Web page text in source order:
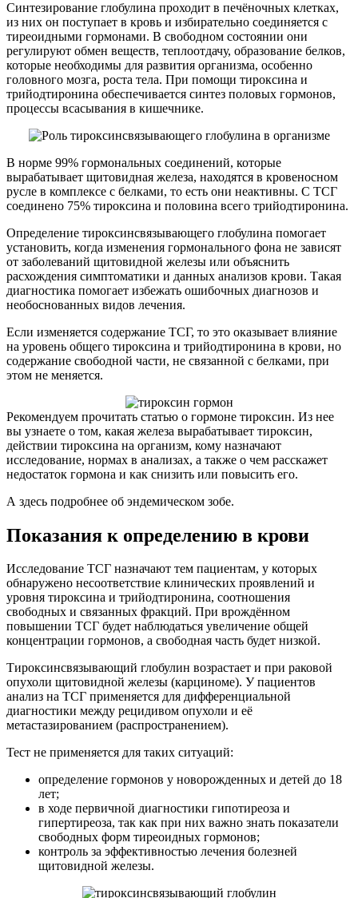
Синтезирование глобулина проходит в печёночных клетках,
из них он поступает в кровь и избирательно соединяется с
тиреоидными гормонами. В свободном состоянии они
регулируют обмен веществ, теплоотдачу, образование белков,
которые необходимы для развития организма, особенно
головного мозга, роста тела. При помощи тироксина и
трийодтиронина обеспечивается синтез половых гормонов,
процессы всасывания в кишечнике.
В норме 99% гормональных соединений, которые
вырабатывает щитовидная железа, находятся в кровеносном
русле в комплексе с белками, то есть они неактивны. С ТСГ
соединено 75% тироксина и половина всего трийодтиронина.
Определение тироксинсвязывающего глобулина помогает
установить, когда изменения гормонального фона не зависят
от заболеваний щитовидной железы или объяснить
расхождения симптоматики и данных анализов крови. Такая
диагностика помогает избежать ошибочных диагнозов и
необоснованных видов лечения.
Если изменяется содержание ТСГ, то это оказывает влияние
на уровень общего тироксина и трийодтиронина в крови, но
содержание свободной части, не связанной с белками, при
этом не меняется.
Рекомендуем прочитать статью о гормоне тироксин. Из нее
вы узнаете о том, какая железа вырабатывает тироксин,
действии тироксина на организм, кому назначают
исследование, нормах в анализах, а также о чем расскажет
недостаток гормона и как снизить или повысить его.
А здесь подробнее об эндемическом зобе.
Показания к определению в крови
Исследование ТСГ назначают тем пациентам, у которых
обнаружено несоответствие клинических проявлений и
уровня тироксина и трийодтиронина, соотношения
свободных и связанных фракций. При врождённом
повышении ТСГ будет наблюдаться увеличение общей
концентрации гормонов, а свободная часть будет низкой.
Тироксинсвязывающий глобулин возрастает и при раковой
опухоли щитовидной железы (карциноме). У пациентов
анализ на ТСГ применяется для дифференциальной
диагностики между рецидивом опухоли и её
метастазированием (распространением).
Тест не применяется для таких ситуаций:
определение гормонов у новорожденных и детей до 18
лет;
в ходе первичной диагностики гипотиреоза и
гипертиреоза, так как при них важно знать показатели
свободных форм тиреоидных гормонов;
контроль за эффективностью лечения болезней
щитовидной железы.